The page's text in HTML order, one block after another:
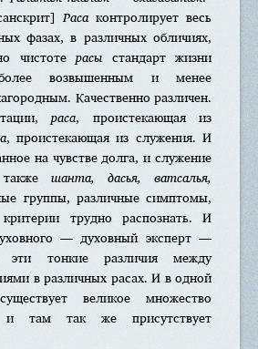
Расаконтролирует весь
фазах, в различных обличиях,
чистотерасыстандарт жизни
возвышенным и менее
Качественно различен.
раса, проистекающая из
, проистекающая из служения. И
на чувстве долга, и служение
шанта, дасья, ватсалья,
группы, различные симптомы,
критерии трудно распознать. И
— духовный эксперт —
эти тонкие различия между
в различных расах. И в одной
великое множество
и там так же присутствует